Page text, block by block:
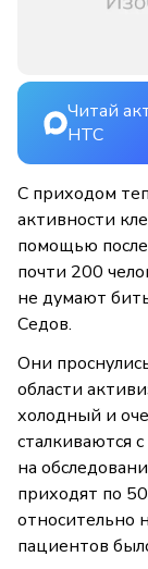
Читай
НТС
С приходом
активности
помощью после
почти 200
не думают
Седов.
Они
области
холодный и
сталкиваются
на
приходят по
относительно
пациентов